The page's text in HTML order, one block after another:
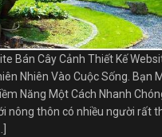
Bán Cây Cảnh Thiết Kế
Nhiên Vào Cuộc Sống. Bạn
Năng Một Cách Nhanh
nông thôn có nhiều người rất